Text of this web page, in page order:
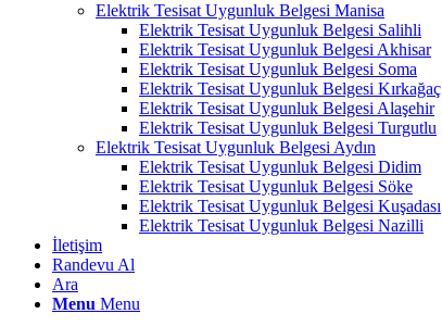
Elektrik Tesisat Uygunluk Belgesi Manisa
Elektrik Tesisat Uygunluk Belgesi Salihli
Elektrik Tesisat Uygunluk Belgesi Akhisar
Elektrik Tesisat Uygunluk Belgesi Soma
Elektrik Tesisat Uygunluk Belgesi Kırkağaç
Elektrik Tesisat Uygunluk Belgesi Alaşehir
Elektrik Tesisat Uygunluk Belgesi Turgutlu
Elektrik Tesisat Uygunluk Belgesi Aydın
Elektrik Tesisat Uygunluk Belgesi Didim
Elektrik Tesisat Uygunluk Belgesi Söke
Elektrik Tesisat Uygunluk Belgesi Kuşadası
Elektrik Tesisat Uygunluk Belgesi Nazilli
İletişim
Randevu Al
Ara
Menu Menu